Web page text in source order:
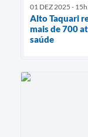
01 DEZ 2025 -
Alto Taquari
mais de 700
saúde